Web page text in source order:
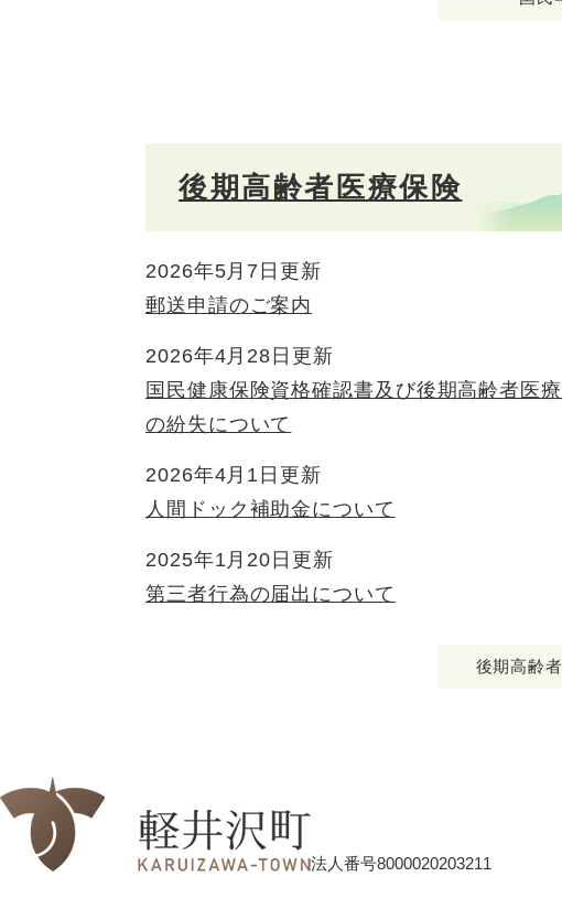
後期高齢者医療保険
2026年5月7日更新
郵送申請のご案内
2026年4月28日更新
国民健康保険資格確認書及び後期高齢者医
の紛失について
2026年4月1日更新
人間ドック補助金について
2025年1月20日更新
第三者行為の届出について
後期高齢
法人番号8000020203211